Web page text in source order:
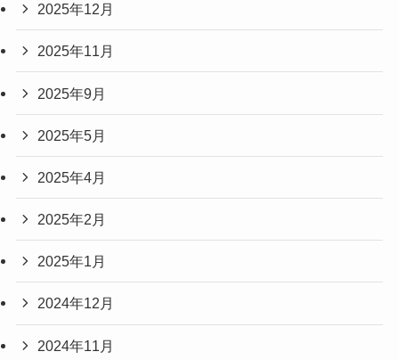
2025年12月
2025年11月
2025年9月
2025年5月
2025年4月
2025年2月
2025年1月
2024年12月
2024年11月